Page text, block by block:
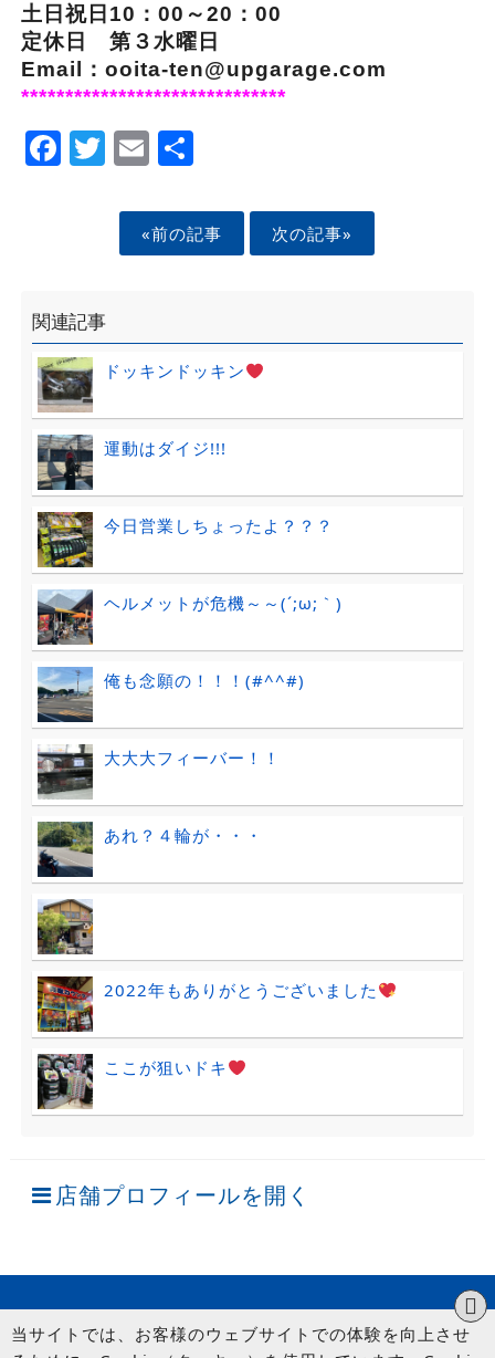
土日祝日10：00～20：00
定休日 第３水曜日
Email：ooita-ten@upgarage.com
******************************
Facebook
Twitter
EmailShare
«前の記事 次の記事»
関連記事
ドッキンドッキン
運動はダイジ!!!
今日営業しちょったよ？？？
ヘルメットが危機～～(´;ω;｀)
俺も念願の！！！(#^^#)
大大大フィーバー！！
あれ？４輪が・・・
2022年もありがとうございました
ここが狙いドキ
店舗プロフィールを開く
当サイトでは、お客様のウェブサイトでの体験を向上させ